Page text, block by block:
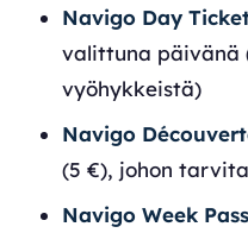
Navigo Day
valittuna päivänä
vyöhykkeistä)
Navigo
(5 €), johon
Navigo Week